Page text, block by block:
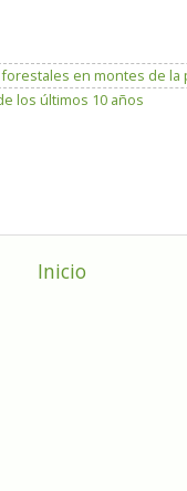
en montes de la
los últimos 10 años
Inicio